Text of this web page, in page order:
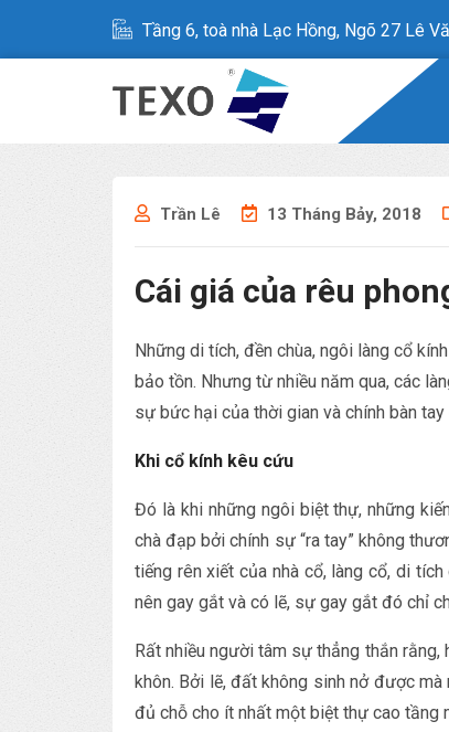
Tầng 6, toà nhà Lạc Hồng, Ngõ 27 Lê
Trần Lê 13 Tháng Bảy, 2018
Cái giá của rêu
Những di tích, đền chùa, ngôi làng cổ
bảo tồn. Nhưng từ nhiều năm qua, các
sự bức hại của thời gian và chính bàn
Khi cổ kính kêu cứu
Đó là khi những ngôi biệt thự, những
chà đạp bởi chính sự “ra tay” không
tiếng rên xiết của nhà cổ, làng cổ, di
nên gay gắt và có lẽ, sự gay gắt đó chỉ
Rất nhiều người tâm sự thẳng thắn
khôn. Bởi lẽ, đất không sinh nở được
đủ chỗ cho ít nhất một biệt thự cao tầng